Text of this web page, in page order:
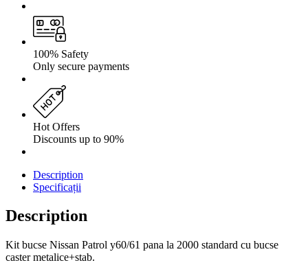
100% Safety
Only secure payments
Hot Offers
Discounts up to 90%
Description
Specificații
Description
Kit bucse Nissan Patrol y60/61 pana la 2000 standard cu bucse
caster metalice+stab.